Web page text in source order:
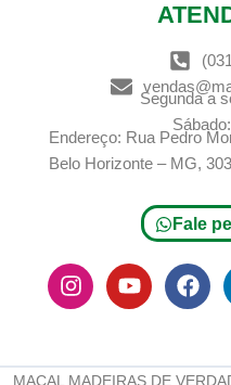
Segunda a
Endereço: Rua Pedro
Belo Horizonte – MG,
Fale
I
n
s
g
Y
o
u
b
F
a
c
o
MACAL MADEIRAS DE